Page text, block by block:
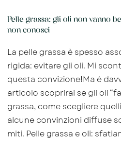
Pelle grassa: gli oli non vanno
non conosci
La pelle grassa è spesso
rigida: evitare gli oli. Mi
questa convizione!Ma è
articolo scoprirai se gli oli
grassa, come scegliere
alcune convinzioni diffuse
miti. Pelle grassa e oli: